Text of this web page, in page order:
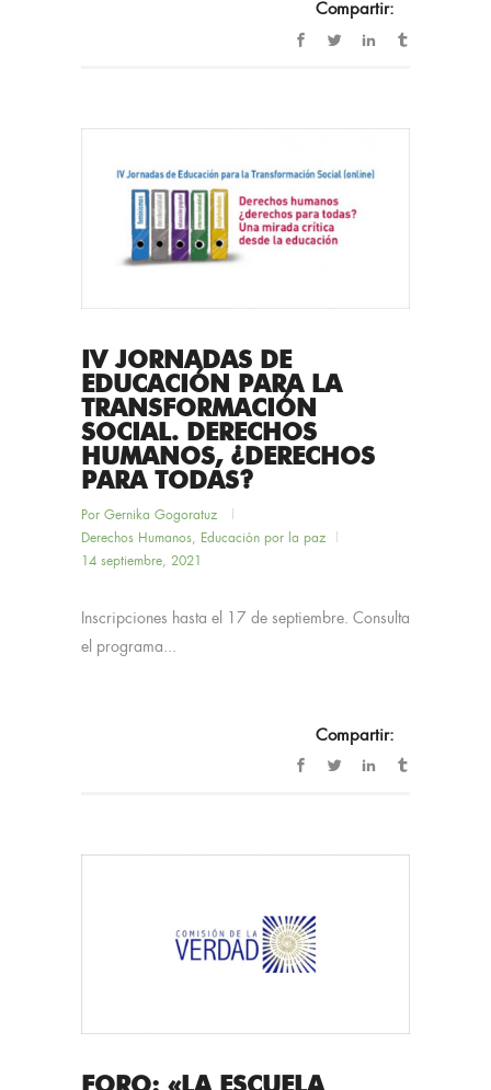
Compartir:
IV JORNADAS DE
EDUCACIÓN PARA LA
TRANSFORMACIÓN
SOCIAL. DERECHOS
HUMANOS, ¿DERECHOS
PARA TODAS?
Por Gernika Gogoratuz
Derechos Humanos, Educación por la paz
14 septiembre, 2021
Inscripciones hasta el 17 de septiembre. Consulta
el programa...
Compartir: